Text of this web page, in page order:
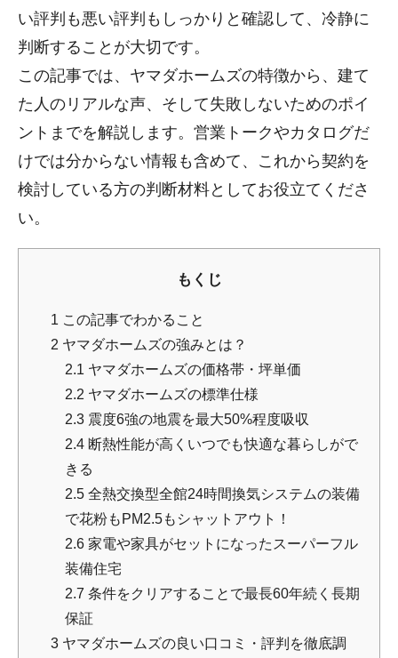
い評判も悪い評判もしっかりと確認して、冷静に
判断することが大切です。
この記事では、ヤマダホームズの特徴から、建て
た人のリアルな声、そして失敗しないためのポイ
ントまでを解説します。営業トークやカタログだ
けでは分からない情報も含めて、これから契約を
検討している方の判断材料としてお役立てくださ
い。
もくじ
1 この記事でわかること
2 ヤマダホームズの強みとは？
2.1 ヤマダホームズの価格帯・坪単価
2.2 ヤマダホームズの標準仕様
2.3 震度6強の地震を最大50%程度吸収
2.4 断熱性能が高くいつでも快適な暮らしがで
きる
2.5 全熱交換型全館24時間換気システムの装備
で花粉もPM2.5もシャットアウト！
2.6 家電や家具がセットになったスーパーフル
装備住宅
2.7 条件をクリアすることで最長60年続く長期
保証
3 ヤマダホームズの良い口コミ・評判を徹底調